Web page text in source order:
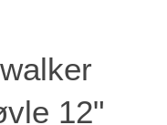
12"